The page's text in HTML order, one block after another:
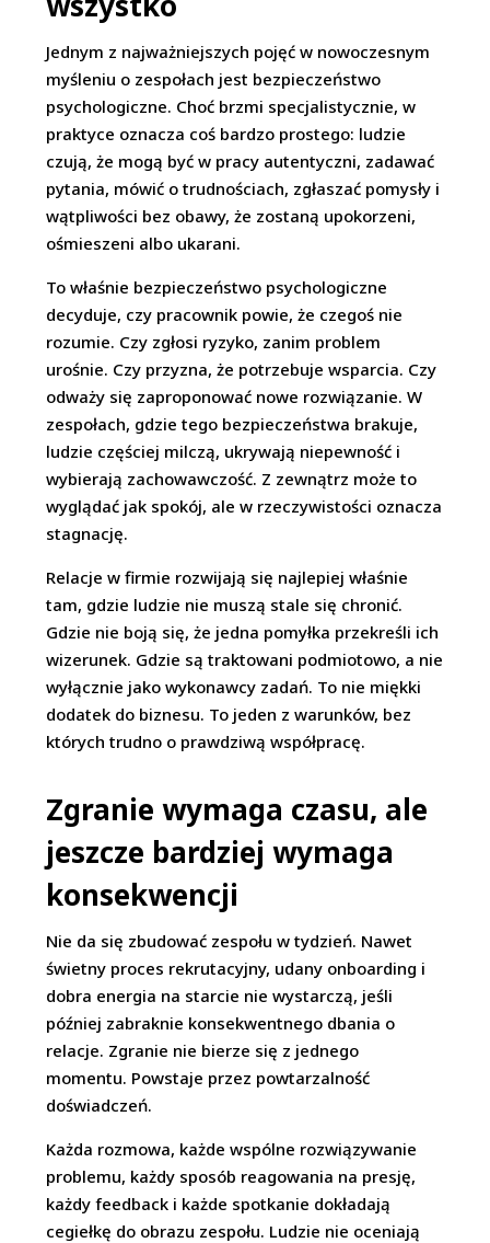
Jednym z najważniejszych pojęć w nowoczesnym
myśleniu o zespołach jest bezpieczeństwo
psychologiczne. Choć brzmi specjalistycznie, w
praktyce oznacza coś bardzo prostego: ludzie
czują, że mogą być w pracy autentyczni, zadawać
pytania, mówić o trudnościach, zgłaszać pomysły i
wątpliwości bez obawy, że zostaną upokorzeni,
ośmieszeni albo ukarani.
To właśnie bezpieczeństwo psychologiczne
decyduje, czy pracownik powie, że czegoś nie
rozumie. Czy zgłosi ryzyko, zanim problem
urośnie. Czy przyzna, że potrzebuje wsparcia. Czy
odważy się zaproponować nowe rozwiązanie. W
zespołach, gdzie tego bezpieczeństwa brakuje,
ludzie częściej milczą, ukrywają niepewność i
wybierają zachowawczość. Z zewnątrz może to
wyglądać jak spokój, ale w rzeczywistości oznacza
stagnację.
Relacje w firmie rozwijają się najlepiej właśnie
tam, gdzie ludzie nie muszą stale się chronić.
Gdzie nie boją się, że jedna pomyłka przekreśli ich
wizerunek. Gdzie są traktowani podmiotowo, a nie
wyłącznie jako wykonawcy zadań. To nie miękki
dodatek do biznesu. To jeden z warunków, bez
których trudno o prawdziwą współpracę.
Zgranie wymaga czasu, ale
jeszcze bardziej wymaga
konsekwencji
Nie da się zbudować zespołu w tydzień. Nawet
świetny proces rekrutacyjny, udany onboarding i
dobra energia na starcie nie wystarczą, jeśli
później zabraknie konsekwentnego dbania o
relacje. Zgranie nie bierze się z jednego
momentu. Powstaje przez powtarzalność
doświadczeń.
Każda rozmowa, każde wspólne rozwiązywanie
problemu, każdy sposób reagowania na presję,
każdy feedback i każde spotkanie dokładają
cegiełkę do obrazu zespołu. Ludzie nie oceniają